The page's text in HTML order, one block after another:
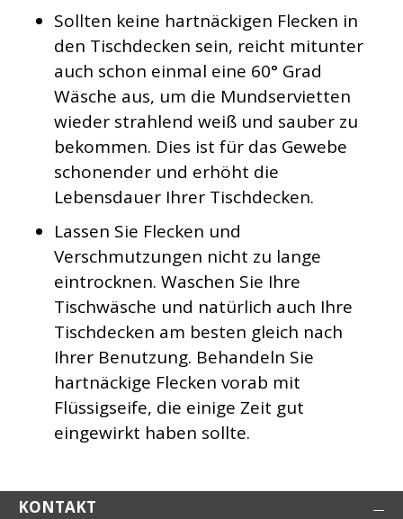
Sollten keine hartnäckigen Flecken in
den Tischdecken sein, reicht mitunter
auch schon einmal eine 60° Grad
Wäsche aus, um die Mundservietten
wieder strahlend weiß und sauber zu
bekommen. Dies ist für das Gewebe
schonender und erhöht die
Lebensdauer Ihrer Tischdecken.
Lassen Sie Flecken und
Verschmutzungen nicht zu lange
eintrocknen. Waschen Sie Ihre
Tischwäsche und natürlich auch Ihre
Tischdecken am besten gleich nach
Ihrer Benutzung. Behandeln Sie
hartnäckige Flecken vorab mit
Flüssigseife, die einige Zeit gut
eingewirkt haben sollte.
KONTAKT